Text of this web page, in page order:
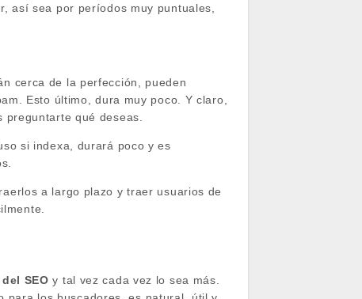
así sea por períodos muy puntuales,
cerca de la perfección, pueden
Esto último, dura muy poco. Y claro,
qué deseas.
si indexa, durará poco y es
a largo plazo y traer usuarios de
SEOy tal vez cada vez lo sea más.